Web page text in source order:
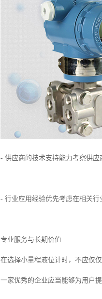
- 供应商的技术支持能力考察供应
- 行业应用经验优先考虑在相关行
专业服务与长期价值
在选择小量程液位计时，不应仅
一家优秀的企业应当能够为用户